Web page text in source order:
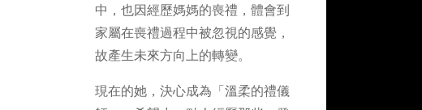
中，也因經歷媽媽的喪禮，體會到
家屬在喪禮過程中被忽視的感覺，
故產生未來方向上的轉變。
現在的她，決心成為「溫柔的禮儀